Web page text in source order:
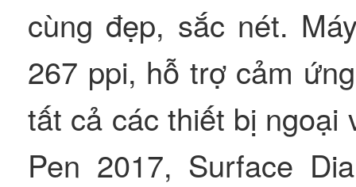
cùng đẹp, sắc nét.
267 ppi, hỗ trợ cảm
tất cả các thiết bị
Pen 2017, Surface